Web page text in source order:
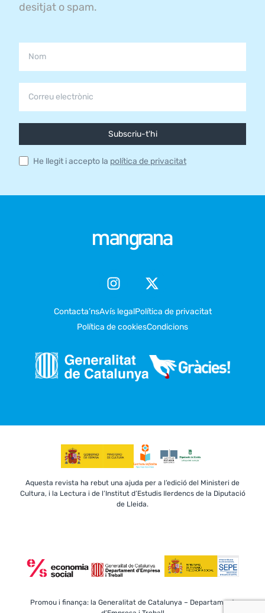
desitjat o spam.
Subscriu-t'hi
He llegit i accepto la política de privacitat
Contacta’nsAvís legalPolítica de privacitat
Política de cookiesCondicions
Aquesta revista ha rebut una ajuda per a l’edició del Ministeri de
Cultura, i la Lectura i de l’Institut d’Estudis Ilerdencs de la Diputació
de Lleida.
Promou i finança: la Generalitat de Catalunya – Departament